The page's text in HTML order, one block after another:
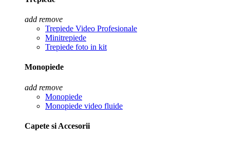
add remove
Trepiede Video Profesionale
Minitrepiede
Trepiede foto in kit
Monopiede
add remove
Monopiede
Monopiede video fluide
Capete si Accesorii